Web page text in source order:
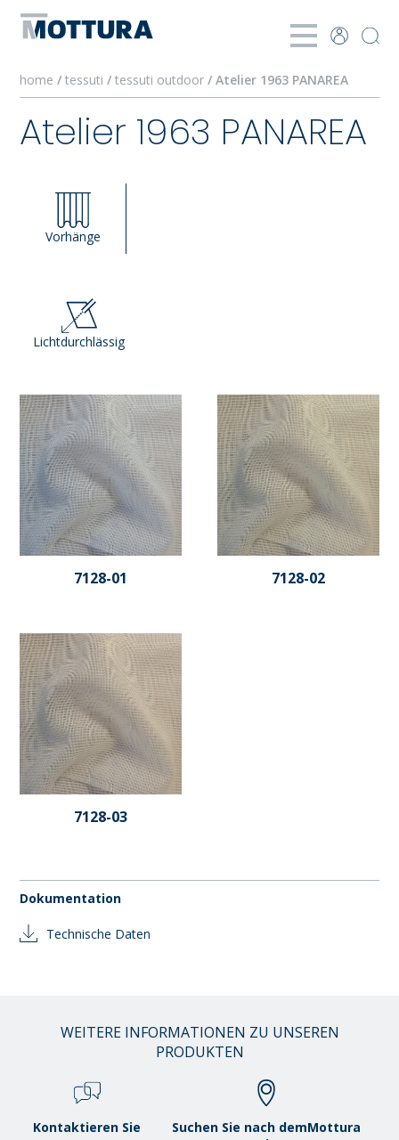
home /tessuti/tessuti outdoor/ Atelier 1963 PANAREA
Atelier 1963 PANAREA
Vorhänge
Lichtdurchlässig
7128-01 7128-02
7128-03
Dokumentation
Technische Daten
WEITERE INFORMATIONEN ZU UNSEREN
PRODUKTEN
Kontaktieren Sie
Suchen Sie nach demMottura